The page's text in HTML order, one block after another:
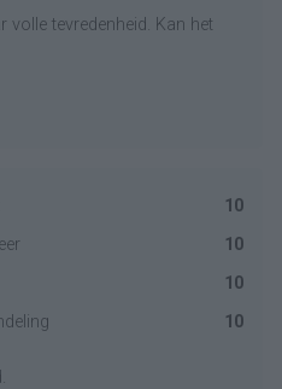
volle tevredenheid. Kan het
10
10
10
10